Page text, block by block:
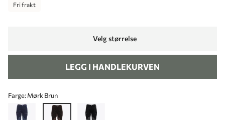
Fri frakt
Velg størrelse
LEGG I HANDLEKURVEN
Farge:Mørk Brun